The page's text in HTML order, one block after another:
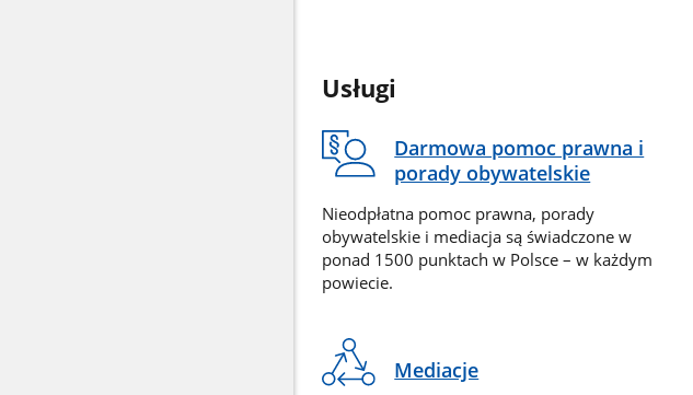
Usługi
Darmowa pomoc prawna i
porady obywatelskie
Nieodpłatna pomoc prawna, porady
obywatelskie i mediacja są świadczone w
ponad 1500 punktach w Polsce – w każdym
powiecie.
Mediacje